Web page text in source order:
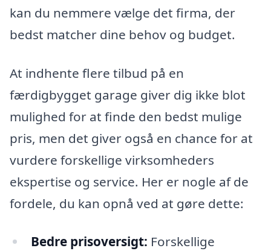
kan du nemmere vælge det firma, der
bedst matcher dine behov og budget.
At indhente flere tilbud på en
færdigbygget garage giver dig ikke blot
mulighed for at finde den bedst mulige
pris, men det giver også en chance for at
vurdere forskellige virksomheders
ekspertise og service. Her er nogle af de
fordele, du kan opnå ved at gøre dette:
Bedre prisoversigt: Forskellige